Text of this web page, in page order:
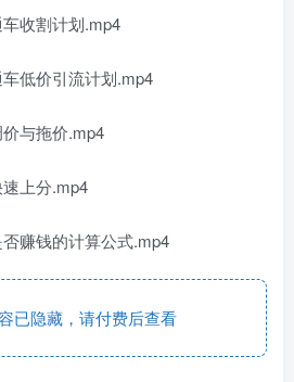
收割计划.mp4
低价引流计划.mp4
与拖价.mp4
上分.mp4
赚钱的计算公式.mp4
已隐藏，请付费后查看